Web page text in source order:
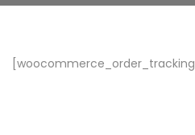
[woocommerce_order_tracking]